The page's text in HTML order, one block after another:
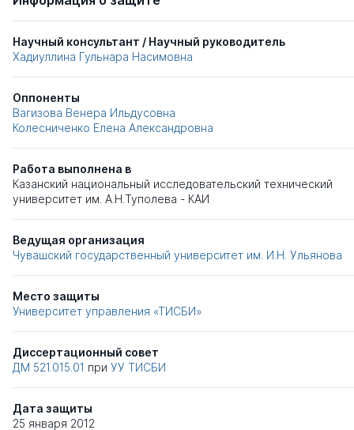
Научный консультант / Научный руководитель
Хадиуллина Гульнара Насимовна
Оппоненты
Вагизова Венера Ильдусовна
Колесниченко Елена Александровна
Работа выполнена в
Казанский национальный исследовательский технический
университет им. А.Н.Туполева - КАИ
Ведущая организация
Чувашский государственный университет им. И.Н. Ульянова
Место защиты
Университет управления «ТИСБИ»
Диссертационный совет
ДМ 521.015.01 при УУ ТИСБИ
Дата защиты
25 января 2012